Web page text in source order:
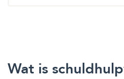
Wat is